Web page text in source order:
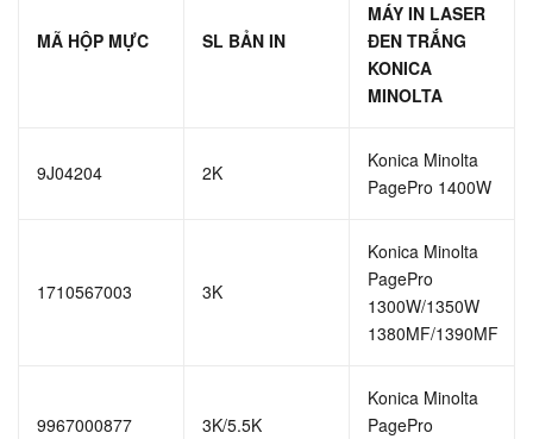
MÃ HỘP MỰC SL BẢN IN
MÁY IN LASER
ĐEN TRẮNG
KONICA
MINOLTA
9J04204 2K
Konica Minolta
PagePro 1400W
1710567003 3K
Konica Minolta
PagePro
1300W/1350W
1380MF/1390MF
9967000877 3K/5.5K
Konica Minolta
PagePro